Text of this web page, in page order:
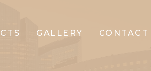
GALLERY CONTACT